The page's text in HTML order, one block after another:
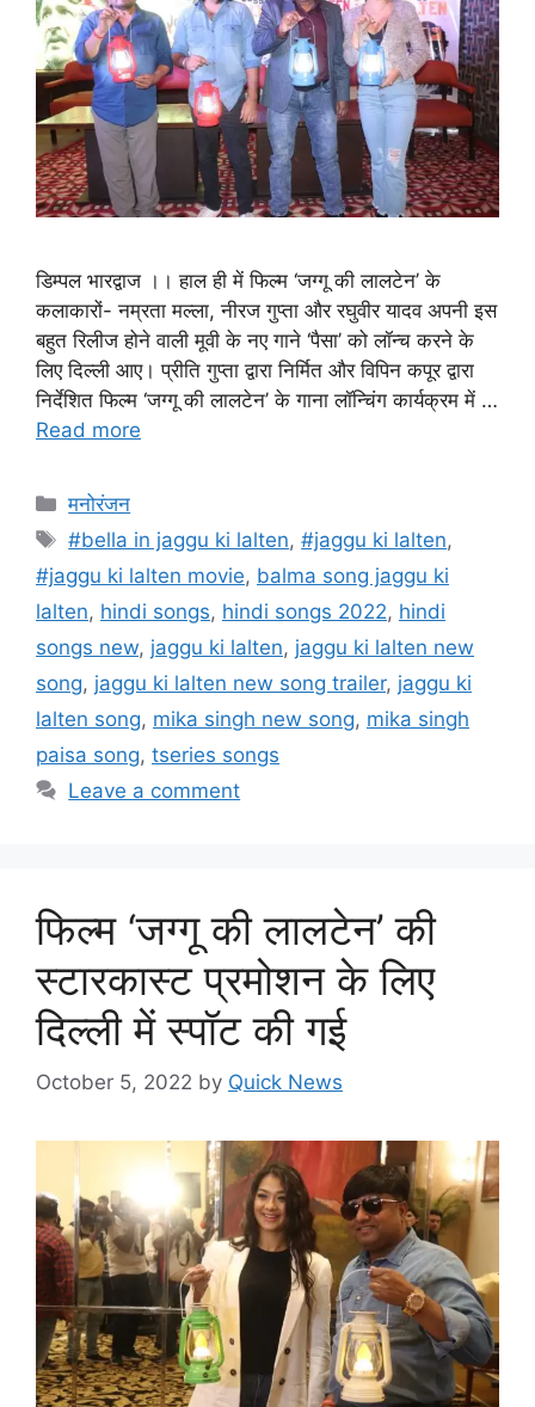
डिम्पल भारद्वाज ।। हाल ही में फिल्म ‘जग्गू की लालटेन’ के
कलाकारों- नम्रता मल्ला, नीरज गुप्ता और रघुवीर यादव अपनी इस
बहुत रिलीज होने वाली मूवी के नए गाने ‘पैसा’ को लॉन्च करने के
लिए दिल्ली आए। प्रीति गुप्ता द्वारा निर्मित और विपिन कपूर द्वारा
निर्देशित फिल्म ‘जग्गू की लालटेन’ के गाना लॉन्चिंग कार्यक्रम में …
Read more
मनोरंजन
#bella in jaggu ki lalten,#jaggu ki lalten,
#jaggu ki lalten movie, balma song jaggu ki
lalten, hindi songs, hindi songs 2022, hindi
songs new, jaggu ki lalten, jaggu ki lalten new
song, jaggu ki lalten new song trailer, jaggu ki
lalten song, mika singh new song, mika singh
paisa song, tseries songs
Leave a comment
फिल्म ‘जग्गू की लालटेन’ की
स्टारकास्ट प्रमोशन के लिए
दिल्ली में स्पॉट की गई
October 5, 2022 by Quick News